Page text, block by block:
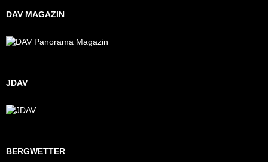
DAV MAGAZIN
JDAV
BERGWETTER